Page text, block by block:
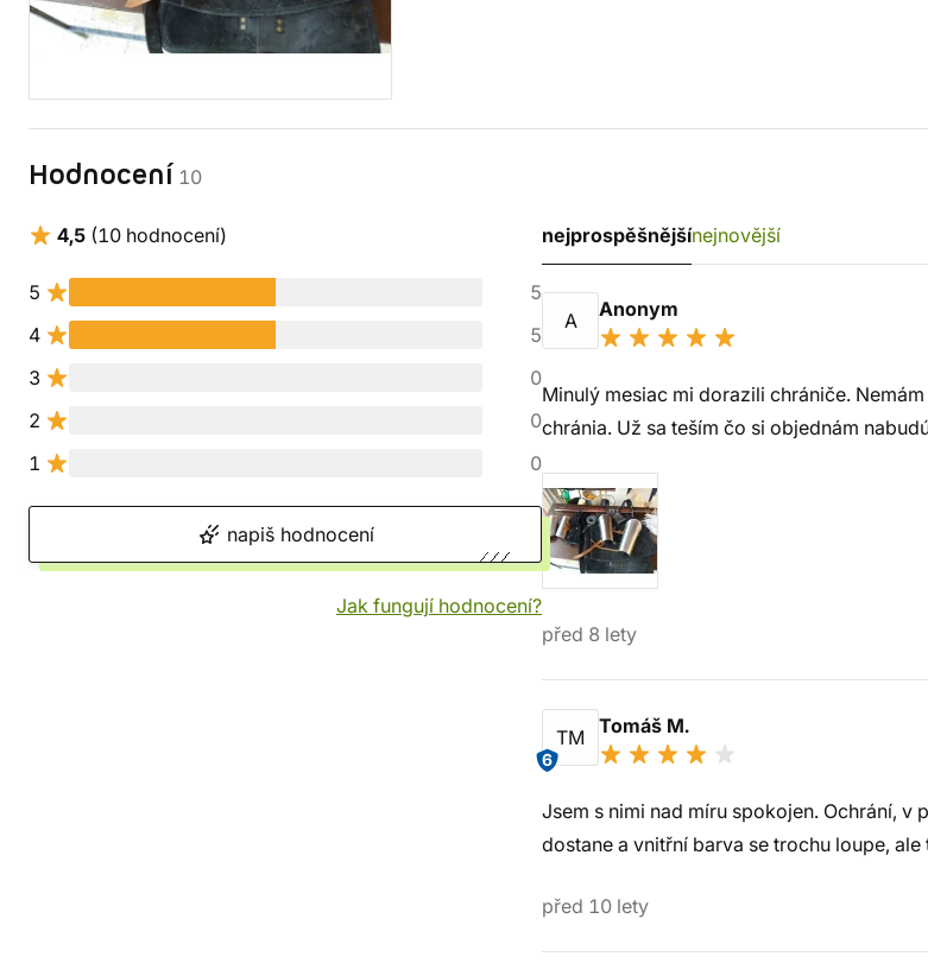
Hodnocení 10
4,5 (10 hodnocení)
5
5
4
5
3
0
2
0
1
0
napiš hodnocení
Jak fungují hodnocení?
nejprospěšnějšínejnovější
A Anonym
Minulý mesiac mi dorazili chrániče.
chránia. Už sa teším čo si objednám
před 8 lety
TM
6
Tomáš M.
Jsem s nimi nad míru spokojen. Ochrání, v
dostane a vnitřní barva se trochu loupe,
před 10 lety